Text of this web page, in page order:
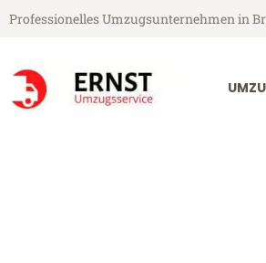
Professionelles Umzugsunternehmen in